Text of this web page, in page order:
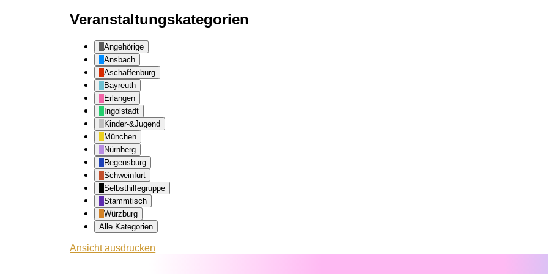
Veranstaltungskategorien
Angehörige
Ansbach
Aschaffenburg
Bayreuth
Erlangen
Ingolstadt
Kinder-&Jugend
München
Nürnberg
Regensburg
Schweinfurt
Selbsthilfegruppe
Stammtisch
Würzburg
Alle Kategorien
Ansichtausdrucken